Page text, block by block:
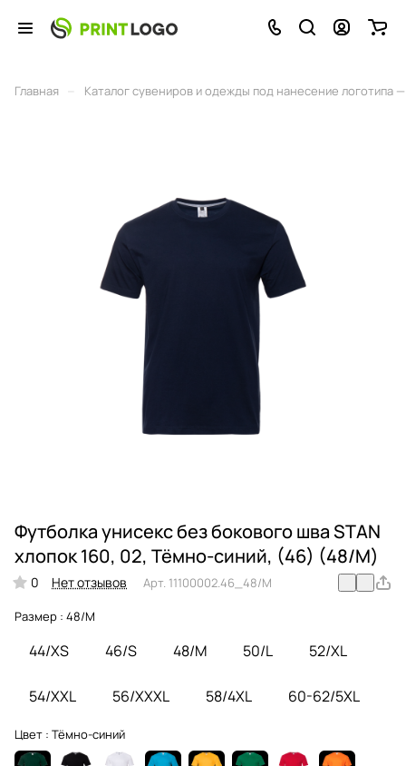
Главная Каталог сувениров и одежды под нанесение логотипа
Футболка унисекс без бокового шва STAN
хлопок 160, 02, Тёмно-синий, (46) (48/M)
0 Нет отзывов Арт. 11100002.46_48/M
Размер : 48/M
44/XS 46/S 48/M 50/L 52/XL
54/XXL 56/XXXL 58/4XL 60-62/5XL
Цвет : Тёмно-синий